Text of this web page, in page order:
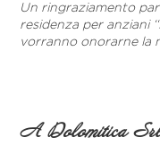
Un ringraziamento
residenza per anziani
vorranno onorarne la
A Dolomitica Srl